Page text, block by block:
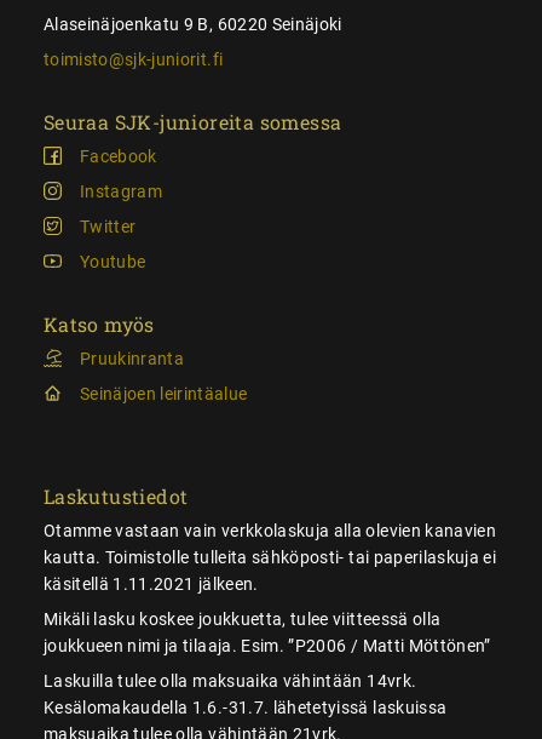
Alaseinäjoenkatu 9 B, 60220 Seinäjoki
toimisto@sjk-juniorit.fi
Seuraa SJK-junioreita somessa
Facebook
Instagram
Twitter
Youtube
Katso myös
Pruukinranta
Seinäjoen leirintäalue
Laskutustiedot
Otamme vastaan vain verkkolaskuja alla olevien kanavien
kautta. Toimistolle tulleita sähköposti- tai paperilaskuja ei
käsitellä 1.11.2021 jälkeen.
Mikäli lasku koskee joukkuetta, tulee viitteessä olla
joukkueen nimi ja tilaaja. Esim. ”P2006 / Matti Möttönen”
Laskuilla tulee olla maksuaika vähintään 14vrk.
Kesälomakaudella 1.6.-31.7. lähetetyissä laskuissa
maksuaika tulee olla vähintään 21vrk.